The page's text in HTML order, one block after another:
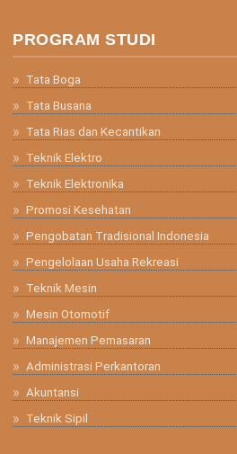
PROGRAM STUDI
Tata Boga
Tata Busana
Tata Rias dan Kecantikan
Teknik Elektro
Teknik Elektronika
Promosi Kesehatan
Pengobatan Tradisional Indonesia
Pengelolaan Usaha Rekreasi
Teknik Mesin
Mesin Otomotif
Manajemen Pemasaran
Administrasi Perkantoran
Akuntansi
Teknik Sipil